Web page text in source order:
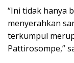
“Ini tidak hanya
menyerahkan
terkumpul
Pattirosompe,”